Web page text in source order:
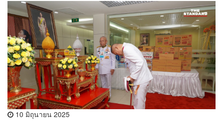
10 มิถุนายน 2025